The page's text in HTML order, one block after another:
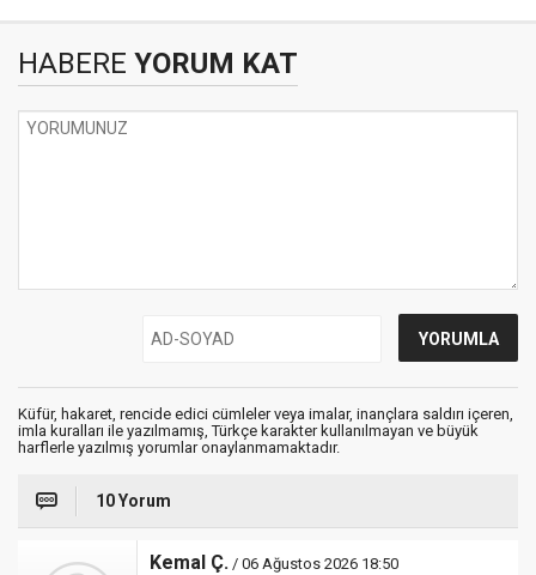
HABERE YORUM KAT
Küfür, hakaret, rencide edici cümleler veya imalar, inançlara saldırı içeren,
imla kuralları ile yazılmamış, Türkçe karakter kullanılmayan ve büyük
harflerle yazılmış yorumlar onaylanmamaktadır.
10 Yorum
Kemal Ç. / 06 Ağustos 2026 18:50